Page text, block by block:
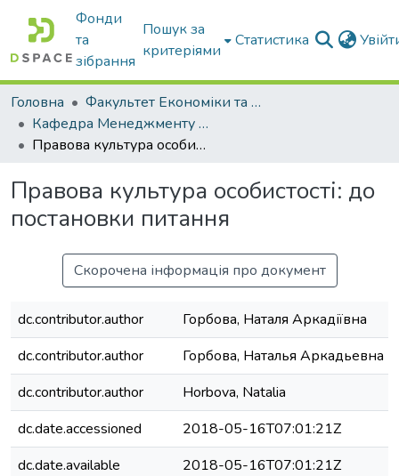
Фонди
та
зібрання
Пошук за
критеріями
Статистика
Головна
Факультет Економіки та бізнесу
Кафедра Менеджменту та публічного адміністрування
Правова культура особистості: до постановки питання
Правова культура особистості: до
постановки питання
Скорочена інформація про документ
dc.contributor.author
Горбова, Наталя Аркадіївна
dc.contributor.author
Горбова, Наталья Аркадьевна
dc.contributor.author
Horbova, Natalia
dc.date.accessioned
2018-05-16T07:01:21Z
dc.date.available
2018-05-16T07:01:21Z